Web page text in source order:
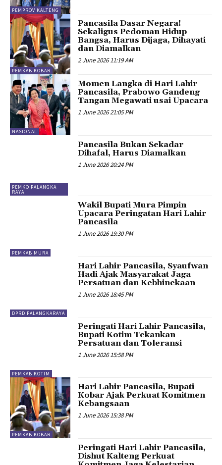
PEMPROV KALTENG
PEMKAB KOBAR
Pancasila Dasar Negara!
Sekaligus Pedoman Hidup
Bangsa, Harus Dijaga, Dihayati
dan Diamalkan
2 June 2026 11:19 AM
NASIONAL
Momen Langka di Hari Lahir
Pancasila, Prabowo Gandeng
Tangan Megawati usai Upacara
1 June 2026 21:05 PM
PEMKO PALANGKA
RAYA
Pancasila Bukan Sekadar
Dihafal, Harus Diamalkan
1 June 2026 20:24 PM
PEMKAB MURA
Wakil Bupati Mura Pimpin
Upacara Peringatan Hari Lahir
Pancasila
1 June 2026 19:30 PM
DPRD PALANGKARAYA
Hari Lahir Pancasila, Syaufwan
Hadi Ajak Masyarakat Jaga
Persatuan dan Kebhinekaan
1 June 2026 18:45 PM
PEMKAB KOTIM
Peringati Hari Lahir Pancasila,
Bupati Kotim Tekankan
Persatuan dan Toleransi
1 June 2026 15:58 PM
PEMKAB KOBAR
Hari Lahir Pancasila, Bupati
Kobar Ajak Perkuat Komitmen
Kebangsaan
1 June 2026 15:38 PM
Peringati Hari Lahir Pancasila,
Dishut Kalteng Perkuat